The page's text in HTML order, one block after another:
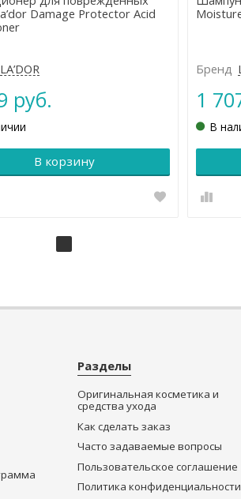
Damage Protector Acid
LA’DOR
руб.
В корзину
Бренд
1
В
Разделы
Оригинальная косметика и
средства ухода
Как сделать заказ
Часто задаваемые вопросы
Пользовательское соглашение
Политика конфиденциальности